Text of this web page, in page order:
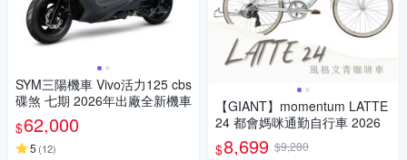
SYM三陽機車 Vivo活力125 cbs
碟煞 七期 2026年出廠全新機車
$62,000
5 (12)
【GIANT】momentum LATTE
24 都會媽咪通勤自行車 2026
$8,699 $9,280